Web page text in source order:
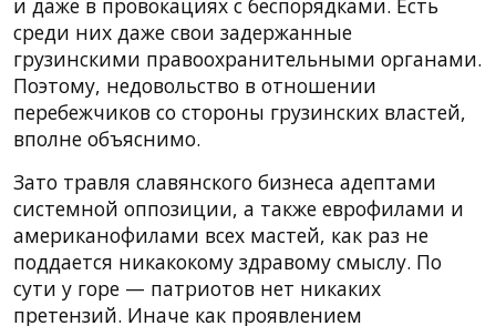
среди них даже свои задержанные
грузинскими правоохранительными органами.
Поэтому, недовольство в отношении
перебежчиков со стороны грузинских властей,
вполне объяснимо.
Зато травля славянского бизнеса адептами
системной оппозиции, а также еврофилами и
американофилами всех мастей, как раз не
поддается никакокому здравому смыслу. По
сути у горе — патриотов нет никаких
претензий. Иначе как проявлением